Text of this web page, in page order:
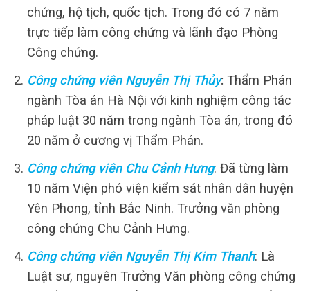
chứng, hộ tịch, quốc tịch. Trong đó có 7 năm
trực tiếp làm công chứng và lãnh đạo Phòng
Công chứng.
Công chứng viên Nguyễn Thị Thủy: Thẩm Phán
ngành Tòa án Hà Nội với kinh nghiệm công tác
pháp luật 30 năm trong ngành Tòa án, trong đó
20 năm ở cương vị Thẩm Phán.
Công chứng viên Chu Cảnh Hưng: Đã từng làm
10 năm Viện phó viện kiểm sát nhân dân huyện
Yên Phong, tỉnh Bắc Ninh. Trưởng văn phòng
công chứng Chu Cảnh Hưng.
Công chứng viên Nguyễn Thị Kim Thanh: Là
Luật sư, nguyên Trưởng Văn phòng công chứng